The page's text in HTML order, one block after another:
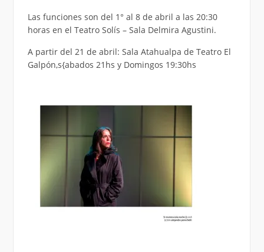
Las funciones son del 1° al 8 de abril a las 20:30
horas en el Teatro Solís – Sala Delmira Agustini.
A partir del 21 de abril: Sala Atahualpa de Teatro El
Galpón,s{abados 21hs y Domingos 19:30hs